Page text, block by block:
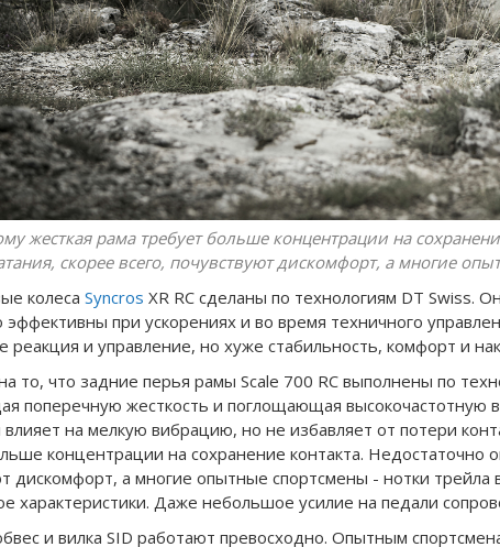
жесткая рама требует больше концентрации на
скорее всего, почувствуют дискомфорт, а многие
колеса Syncros XR RC сделаны по технологиям DT Swiss.
эффективны при ускорениях и во время техничного
реакция и управление, но хуже стабильность, комфорт и
то, что задние перья рамы Scale 700 RC выполнены по
поперечную жесткость и поглощающая высокочастотную
влияет на мелкую вибрацию, но не избавляет от потери
концентрации на сохранение контакта. Недостаточно
дискомфорт, а многие опытные спортсмены - нотки
характеристики. Даже небольшое усилие на педали
и вилка SID работают превосходно. Опытным